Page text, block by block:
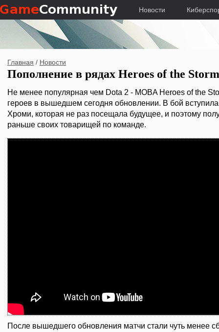
Новости
Главная / Новости
Пополнение в рядах Heroes of the Storm
Не менее популярная чем Dota 2 - MOBA Heroes of the
героев в вышедшем сегодня обновлении. В бой
Хроми, которая не раз посещала будущее, и поэтому
раньше своих товарищей по команде.
После вышедшего обновления матчи стали чуть менее